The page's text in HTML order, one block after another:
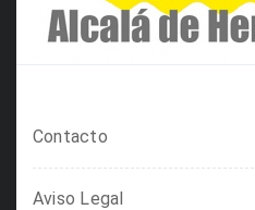
Contacto
Aviso Legal